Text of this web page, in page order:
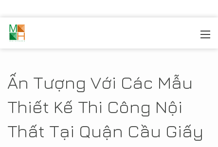
Ấn Tượng Với Các Mẫu
Thiết Kế Thi Công Nội
Thất Tại Quận Cầu Giấy